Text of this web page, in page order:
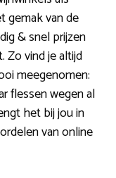
gemak van de
& snel prijzen
Zo vind je altijd
meegenomen:
flessen wegen al
het bij jou in
van online